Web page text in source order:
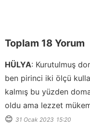
Toplam 18 Yorum
HÜLYA: Kurutulmuş
ben pirinci iki ölçü
kalmış bu yüzden
oldu ama lezzet
😊 31 Ocak 2023 15:20